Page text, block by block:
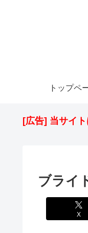
トップペ
[広告] 当サイト
ブライ
X